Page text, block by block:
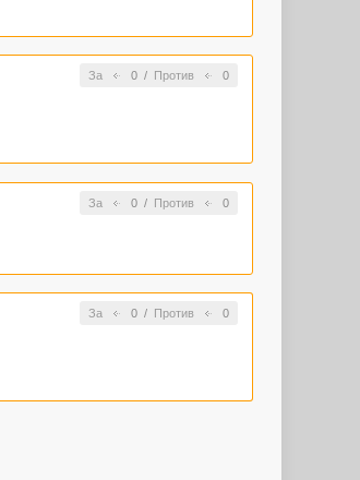
За 0/ Против 0
За 0/ Против 0
За 0/ Против 0